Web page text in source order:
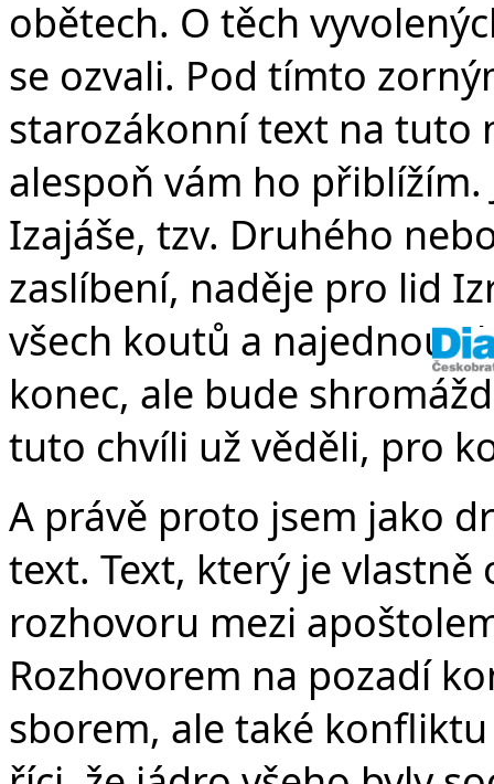
obětech. O těch
se ozvali. Pod tímto
starozákonní text na tuto
alespoň vám ho
Izajáše, tzv. Druhého
zaslíbení, naděje pro lid
všech koutů a najednou
konec, ale bude
tuto chvíli už věděli, pro
A právě proto jsem jako
text. Text, který je
rozhovoru mezi
Rozhovorem na pozadí
sborem, ale také